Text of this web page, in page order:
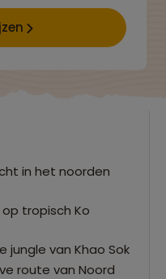
in het noorden
tropisch Ko
jungle van Khao Sok
route van Noord